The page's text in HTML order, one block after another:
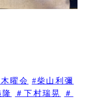
曜会 #柴山利彌
＃下村瑞晃
＃